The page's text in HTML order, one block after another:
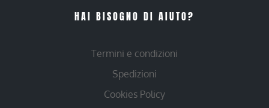
HAI BISOGNO DI AIUTO?
Termini e condizioni
Spedizioni
Cookies Policy